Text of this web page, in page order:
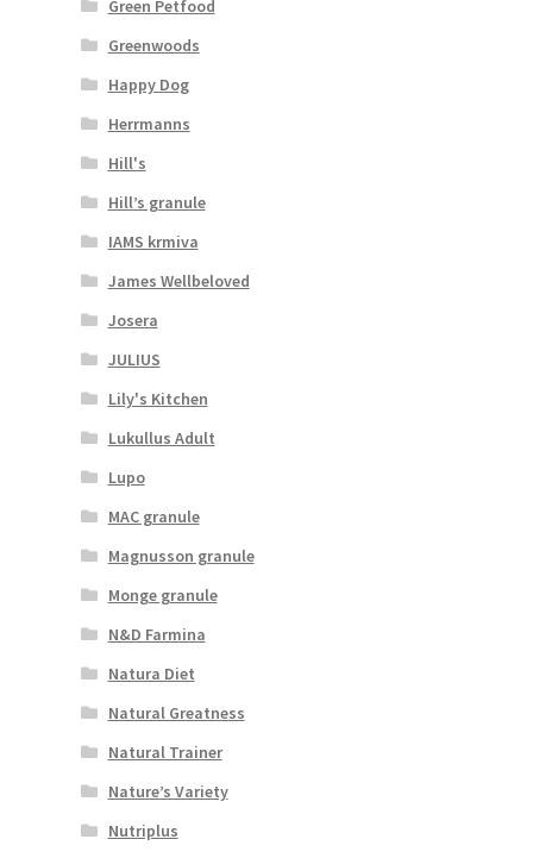
Green Petfood
Greenwoods
Happy Dog
Herrmanns
Hill's
Hill’s granule
IAMS krmiva
James Wellbeloved
Josera
JULIUS
Lily's Kitchen
Lukullus Adult
Lupo
MAC granule
Magnusson granule
Monge granule
N&D Farmina
Natura Diet
Natural Greatness
Natural Trainer
Nature’s Variety
Nutriplus